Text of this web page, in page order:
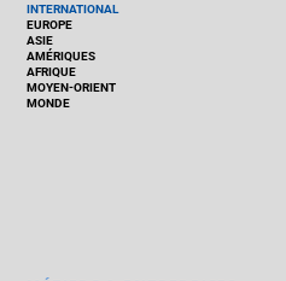
INTERNATIONAL
EUROPE
ASIE
AMÉRIQUES
AFRIQUE
MOYEN-ORIENT
MONDE